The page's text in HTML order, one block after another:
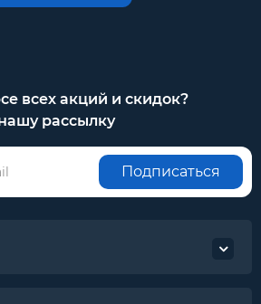
всех акций и скидок?
рассылку
Подписаться